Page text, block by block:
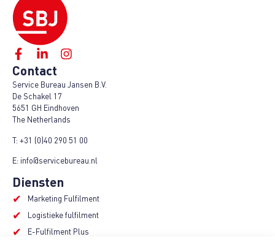
Contact
Service Bureau Jansen B.V.
De Schakel 17
5651 GH Eindhoven
The Netherlands
T: +31 (0)40 290 51 00
E: info@servicebureau.nl
Diensten
Marketing Fulfilment
Logistieke fulfilment
E-Fulfilment Plus